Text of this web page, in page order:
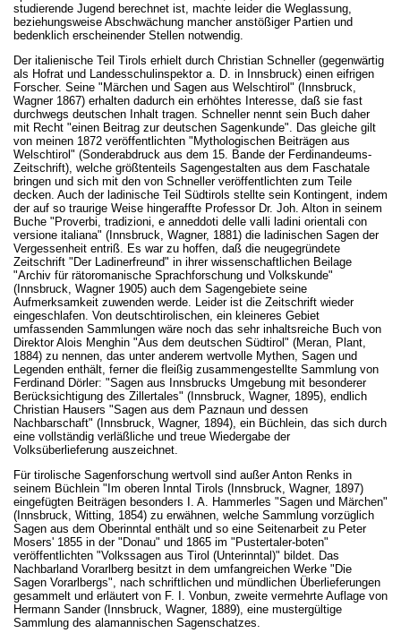
studierende Jugend berechnet ist, machte leider die Weglassung,
beziehungsweise Abschwächung mancher anstößiger Partien und
bedenklich erscheinender Stellen notwendig.
Der italienische Teil Tirols erhielt durch Christian Schneller (gegenwärtig
als Hofrat und Landesschulinspektor a. D. in Innsbruck) einen eifrigen
Forscher. Seine "Märchen und Sagen aus Welschtirol" (Innsbruck,
Wagner 1867) erhalten dadurch ein erhöhtes Interesse, daß sie fast
durchwegs deutschen Inhalt tragen. Schneller nennt sein Buch daher
mit Recht "einen Beitrag zur deutschen Sagenkunde". Das gleiche gilt
von meinen 1872 veröffentlichten "Mythologischen Beiträgen aus
Welschtirol" (Sonderabdruck aus dem 15. Bande der Ferdinandeums-
Zeitschrift), welche größtenteils Sagengestalten aus dem Faschatale
bringen und sich mit den von Schneller veröffentlichten zum Teile
decken. Auch der ladinische Teil Südtirols stellte sein Kontingent, indem
der auf so traurige Weise hingeraffte Professor Dr. Joh. Alton in seinem
Buche "Proverbi, tradizioni, e anneddoti delle valli ladini orientali con
versione italiana" (Innsbruck, Wagner, 1881) die ladinischen Sagen der
Vergessenheit entriß. Es war zu hoffen, daß die neugegründete
Zeitschrift "Der Ladinerfreund" in ihrer wissenschaftlichen Beilage
"Archiv für rätoromanische Sprachforschung und Volkskunde"
(Innsbruck, Wagner 1905) auch dem Sagengebiete seine
Aufmerksamkeit zuwenden werde. Leider ist die Zeitschrift wieder
eingeschlafen. Von deutschtirolischen, ein kleineres Gebiet
umfassenden Sammlungen wäre noch das sehr inhaltsreiche Buch von
Direktor Alois Menghin "Aus dem deutschen Südtirol" (Meran, Plant,
1884) zu nennen, das unter anderem wertvolle Mythen, Sagen und
Legenden enthält, ferner die fleißig zusammengestellte Sammlung von
Ferdinand Dörler: "Sagen aus Innsbrucks Umgebung mit besonderer
Berücksichtigung des Zillertales" (Innsbruck, Wagner, 1895), endlich
Christian Hausers "Sagen aus dem Paznaun und dessen
Nachbarschaft" (Innsbruck, Wagner, 1894), ein Büchlein, das sich durch
eine vollständig verläßliche und treue Wiedergabe der
Volksüberlieferung auszeichnet.
Für tirolische Sagenforschung wertvoll sind außer Anton Renks in
seinem Büchlein "Im oberen Inntal Tirols (Innsbruck, Wagner, 1897)
eingefügten Beiträgen besonders I. A. Hammerles "Sagen und Märchen"
(Innsbruck, Witting, 1854) zu erwähnen, welche Sammlung vorzüglich
Sagen aus dem Oberinntal enthält und so eine Seitenarbeit zu Peter
Mosers' 1855 in der "Donau" und 1865 im "Pustertaler-boten"
veröffentlichten "Volkssagen aus Tirol (Unterinntal)" bildet. Das
Nachbarland Vorarlberg besitzt in dem umfangreichen Werke "Die
Sagen Vorarlbergs", nach schriftlichen und mündlichen Überlieferungen
gesammelt und erläutert von F. I. Vonbun, zweite vermehrte Auflage von
Hermann Sander (Innsbruck, Wagner, 1889), eine mustergültige
Sammlung des alamannischen Sagenschatzes.